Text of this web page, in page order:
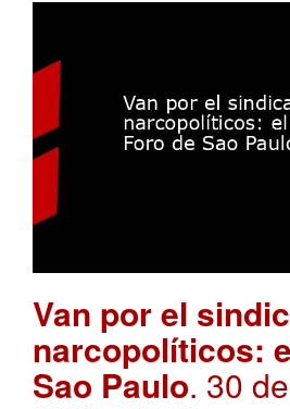
Van por el
narcopolíticos:
Sao Paulo. 30